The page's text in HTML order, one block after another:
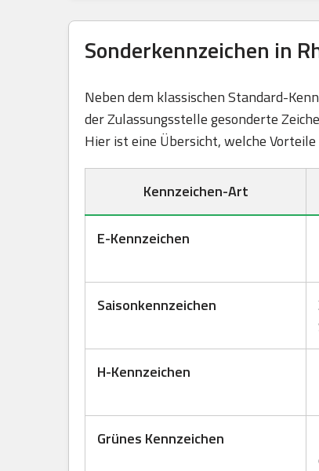
Sonderkennzeichen in
Neben dem klassischen Standard-
der Zulassungsstelle gesonderte
Hier ist eine Übersicht, welche
Kennzeichen-Art
E-Kennzeichen
Saisonkennzeichen
H-Kennzeichen
Grünes Kennzeichen